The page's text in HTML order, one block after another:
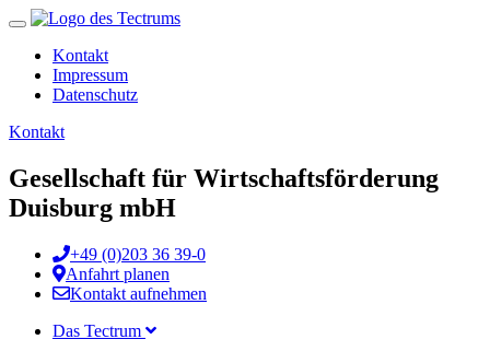
Toggle
navigationKontakt
Impressum
Datenschutz
Kontakt
Gesellschaft für Wirtschaftsförderung
Duisburg mbH
+49 (0)203 36 39-0
Anfahrt planen
Kontakt aufnehmen
Das Tectrum